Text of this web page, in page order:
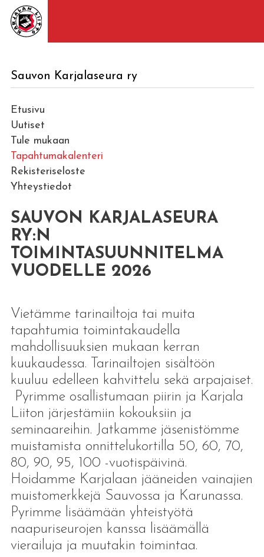
Sauvon Karjalaseura ry
Etusivu
Uutiset
Tule mukaan
Tapahtumakalenteri
Rekisteriseloste
Yhteystiedot
SAUVON KARJALASEURA
RY:N
TOIMINTASUUNNITELMA
VUODELLE 2026
Vietämme tarinailtoja tai muita
tapahtumia toimintakaudella
mahdollisuuksien mukaan kerran
kuukaudessa. Tarinailtojen sisältöön
kuuluu edelleen kahvittelu sekä arpajaiset.
Pyrimme osallistumaan piirin ja Karjala
Liiton järjestämiin kokouksiin ja
seminaareihin. Jatkamme jäsenistömme
muistamista onnittelukortilla 50, 60, 70,
80, 90, 95, 100 -vuotispäivinä.
Hoidamme Karjalaan jääneiden vainajien
muistomerkkejä Sauvossa ja Karunassa.
Pyrimme lisäämään yhteistyötä
naapuriseurojen kanssa lisäämällä
vierailuja ja muutakin toimintaa.